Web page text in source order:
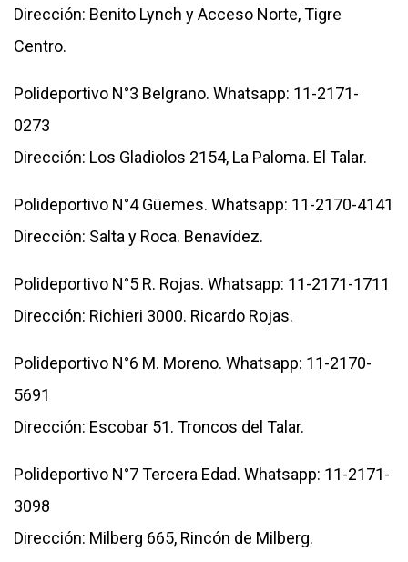
Dirección: Benito Lynch y Acceso Norte, Tigre
Centro.
Polideportivo N°3 Belgrano. Whatsapp: 11-2171-
0273
Dirección: Los Gladiolos 2154, La Paloma. El Talar.
Polideportivo N°4 Güemes. Whatsapp: 11-2170-4141
Dirección: Salta y Roca. Benavídez.
Polideportivo N°5 R. Rojas. Whatsapp: 11-2171-1711
Dirección: Richieri 3000. Ricardo Rojas.
Polideportivo N°6 M. Moreno. Whatsapp: 11-2170-
5691
Dirección: Escobar 51. Troncos del Talar.
Polideportivo N°7 Tercera Edad. Whatsapp: 11-2171-
3098
Dirección: Milberg 665, Rincón de Milberg.